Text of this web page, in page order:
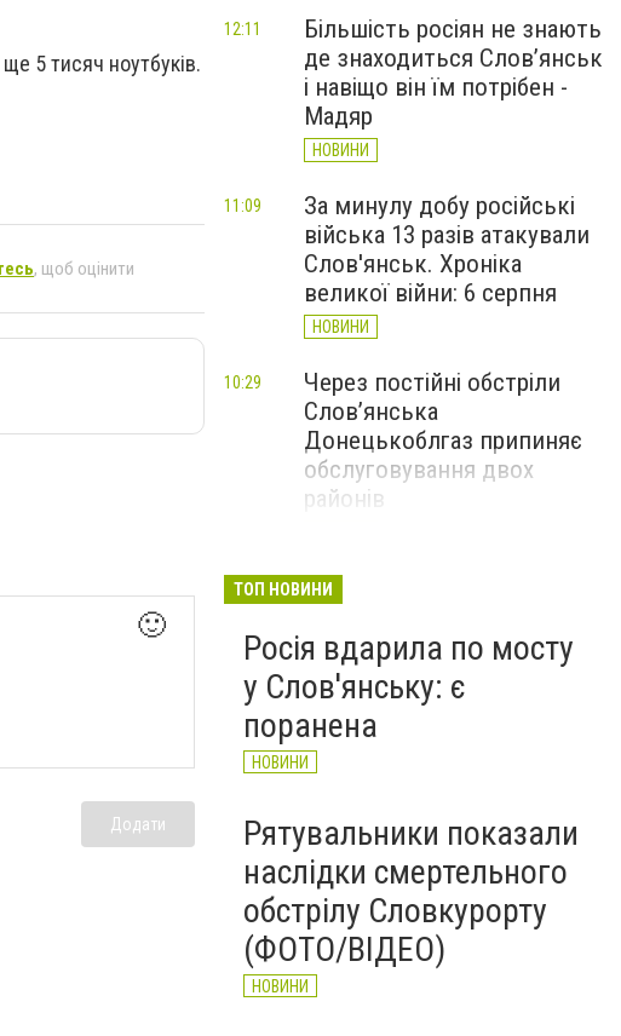
5 тисяч ноутбуків.
, щоб оцінити
🙂
Додати
Більшість росіян не знають
де знаходиться Слов’янськ
і навіщо він їм потрібен -
Мадяр
НОВИНИ
12:11
За минулу добу російські
війська 13 разів атакували
Слов'янськ. Хроніка
великої війни: 6 серпня
НОВИНИ
11:09
Через постійні обстріли
Слов’янська
Донецькоблгаз припиняє
обслуговування двох
районів
10:29
6 серпня у Слов'янську
через річку Казенний
Торець
09:47
ТОП НОВИНИ
Росія вдарила по мосту
у Слов'янську: є
поранена
НОВИНИ
Рятувальники показали
наслідки смертельного
обстрілу Словкурорту
(ФОТО/ВІДЕО)
НОВИНИ